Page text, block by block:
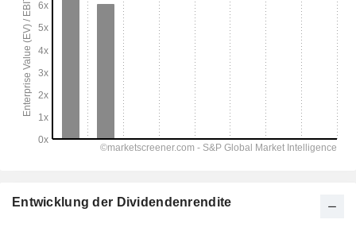
Entwicklung der Dividendenrendite